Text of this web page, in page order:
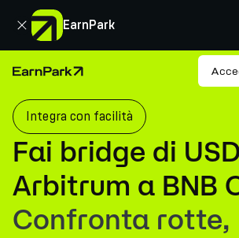
EarnPark
Chiudi
Pagina principale
Prodotti
Mercati
Calcolatori
PARK Token
Risorse
Azienda
Integra con facilità
Fai bridge di
Arbitrum a BNB
Confronta rotte,